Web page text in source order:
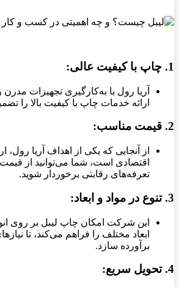
1. چاپ با کیفیت عالی:
آریا رول با به‌کارگیری تجهیزات مدرن
ارائه خدمات چاپ با کیفیت بالا را
2. قیمت مناسب:
از آنجایی که یکی از اهداف آریا رول،
اقتصادی است، شما می‌توانید از
تعرفه‌های رقابتی برخوردار شوید.
3. تنوع در مواد و ابعاد:
این شرکت امکان چاپ لیبل بر روی
ابعاد مختلف را فراهم می‌کند، تا
برآورده سازد.
4. تحویل سریع: